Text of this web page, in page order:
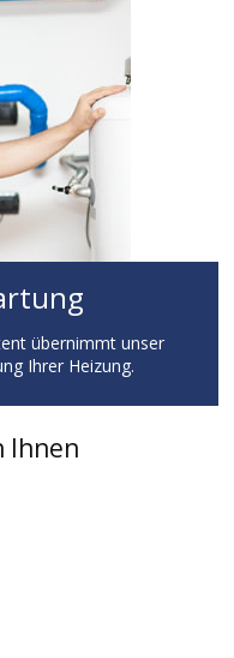
übernimmt unser
Ihrer Heizung.
Ihnen